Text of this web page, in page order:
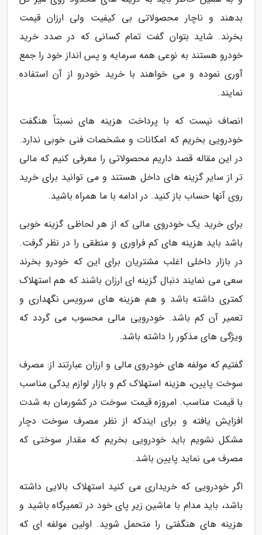
بدهند و ناچار محصولاتی بی کیفیت ولی ارزان قیمت
بخرند. شاید بتوان گفت تمام کسانی که در صدد خرید
خودرو هستند به نوعی همه سرمایه و پس انداز خود را جمع
آوری نموده و می خواهند با خرید خودرو از آن استفاده
نمایند.
انصاف نیست که با پرداخت هزینه های نسبتاً هنگفت
خودرویی بخریم که امکانات و مشخصات فنی خوبی ندارد.
در این مقاله قصد داریم محصولاتی را معرفی کنیم که مالی
تر از سایر گزینه های داخل هستند و می توانید برای خرید
روی آنها حساب باز کنید. در ادامه با ما همراه باشید.
برای خرید یک خودروی مالی که از هر لحاظی گزینه خوبی
باشد باید هزینه های کم فراوری و منطقی را در نظر گرفت.
در بازار داخلی اغلب مشتریان برای این که خودرو بخرند
سعی می نمایند دنبال گزینه ای ارزان باشند که هم استهلاک
کمتری داشته باشد و هم هزینه های سرویس نگهداری و
تعمیر آن کم باشد. خودرویی مالی محسوب می گردد که
ویژگی های مذکور را داشته باشد.
گفتیم که مولفه های خودروی مالی و ارزان عبارتند از: مصرف
سوخت پایین، هزینه استهلاک کم و بازار لوازم یدکی مناسب
با قیمت مناسب. امروزه قیمت سوخت در کشورمان به شدت
افزایش یافته و برای ایندکه از نظر مصرف سوخت دچار
مشکل نشویم باید خودرویی بخریم که مقدار سوختی که
مصرف می نماید پایین باشد.
اگر خودرویی که خریداری می کنید استهلاک بالایی داشته
باشد، باید مدام با ماشین زیر پای خود در تعمیرگاه باشید و
هزینه های هنگفتی را متحمل شوید. اولین مولفه ای که